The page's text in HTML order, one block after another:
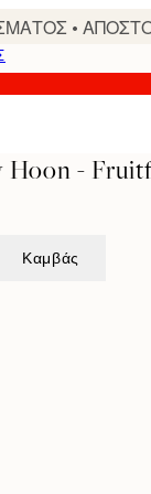
•
Hoon -
Καμβάς